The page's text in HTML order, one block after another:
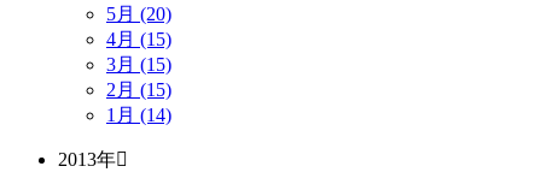
5月 (20)
4月 (15)
3月 (15)
2月 (15)
1月 (14)
2013年